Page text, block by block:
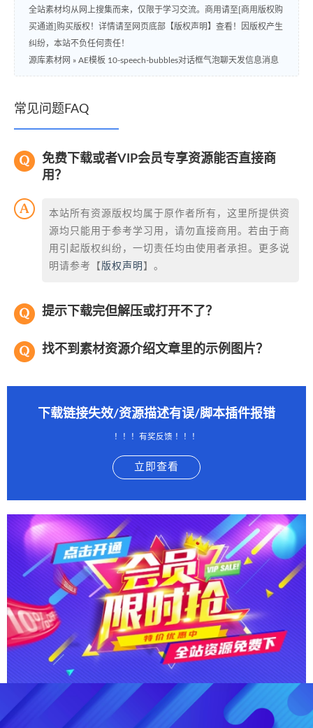
全站素材均从网上搜集而来，仅限于学习交流。商用请至[商用版权购
买通道]购买版权！详情请至网页底部【版权声明】查看！因版权产生
纠纷，本站不负任何责任！
源库素材网 » AE模板 10-speech-bubbles对话框气泡聊天发信息消息
常见问题FAQ
免费下载或者VIP会员专享资源能否直接商
用？
本站所有资源版权均属于原作者所有，这里所提供资
源均只能用于参考学习用，请勿直接商用。若由于商
用引起版权纠纷，一切责任均由使用者承担。更多说
明请参考【 版权声明 】。
提示下载完但解压或打开不了？
找不到素材资源介绍文章里的示例图片？
下载链接失效/资源描述有误/脚本插件报错
！！！有奖反馈 ！！！
立即查看